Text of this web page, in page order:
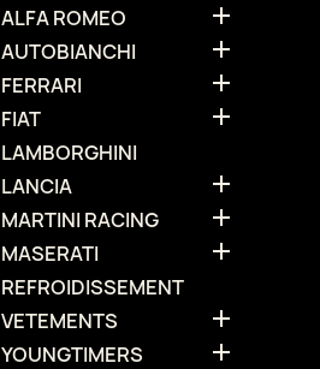
ALFA ROMEO 
AUTOBIANCHI 
FERRARI 
FIAT 
LAMBORGHINI
LANCIA

MARTINI RACING 
MASERATI 
REFROIDISSEMENT
VETEMENTS

YOUNGTIMERS 